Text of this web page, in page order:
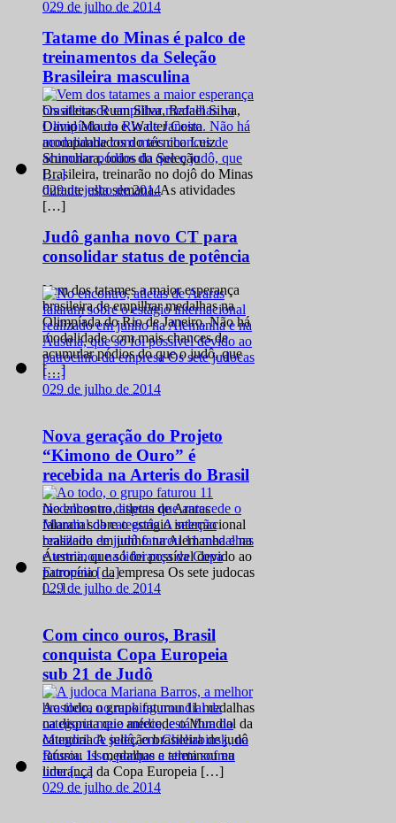
029 de julho de 2014
Tatame do Minas é palco de
treinamentos da Seleção
Brasileira masculina
Os atletas Ruan Silva, Rafael Silva,
David Moura e Walter Costa
acompanhados do técnico Luiz
Shinohara, todos da Seleção
Brasileira, treinarão no dojô do Minas
durante esta semana. As atividades
[…]
029 de julho de 2014
Judô ganha novo CT para
consolidar status de potência
Vem dos tatames a maior esperança
brasileira de empilhar medalhas na
Olimpíada do Rio de Janeiro. Não há
modalidade com mais chances de
acumular pódios do que o judô, que
[…]
029 de julho de 2014
Nova geração do Projeto
“Kimono de Ouro” é
recebida na Arteris do Brasil
No encontro, atletas de Araras
falaram sobre o estágio internacional
realizado em junho na Alemanha e na
Áustria, que só foi possível devido ao
patrocínio da empresa Os sete judocas
[…]
029 de julho de 2014
Com cinco ouros, Brasil
conquista Copa Europeia
sub 21 de Judô
Ao todo, o grupo faturou 11 medalhas
na disputa que antecede o Mundial da
categoria A seleção brasileira de judô
faturou 11 medalhas e terminou na
liderança da Copa Europeia […]
029 de julho de 2014